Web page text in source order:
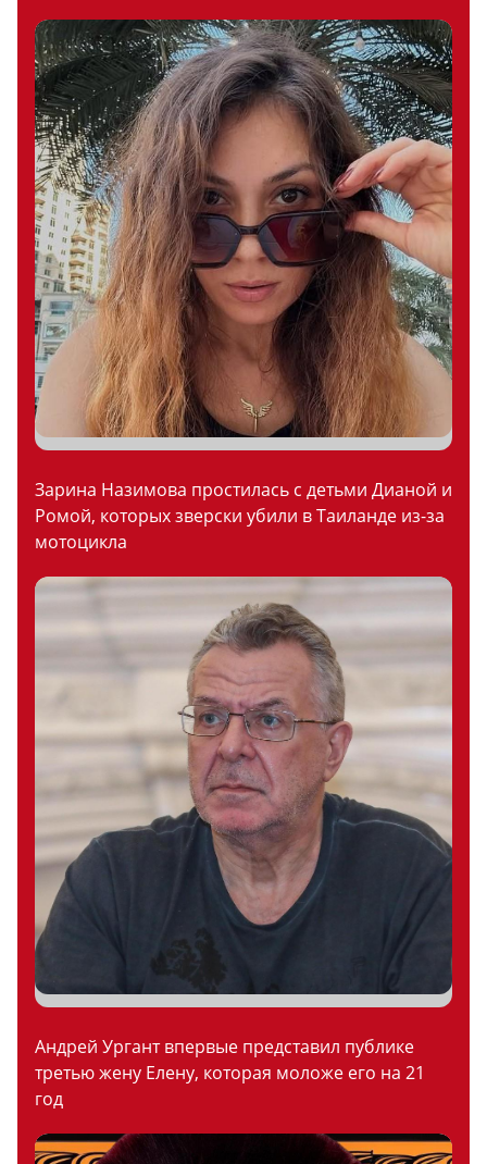
Зарина Назимова простилась с детьми Дианой и
Ромой, которых зверски убили в Таиланде из-за
мотоцикла
Андрей Ургант впервые представил публике
третью жену Елену, которая моложе его на 21
год